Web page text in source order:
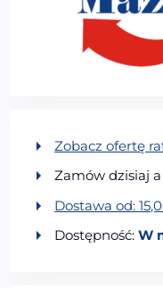
Zobacz ofertę
Zamów dzisiaj
Dostawa od:
Dostępność:W